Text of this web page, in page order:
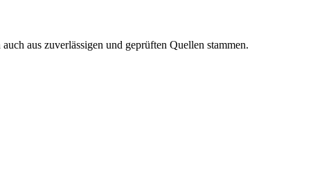
aus zuverlässigen und geprüften Quellen stammen.